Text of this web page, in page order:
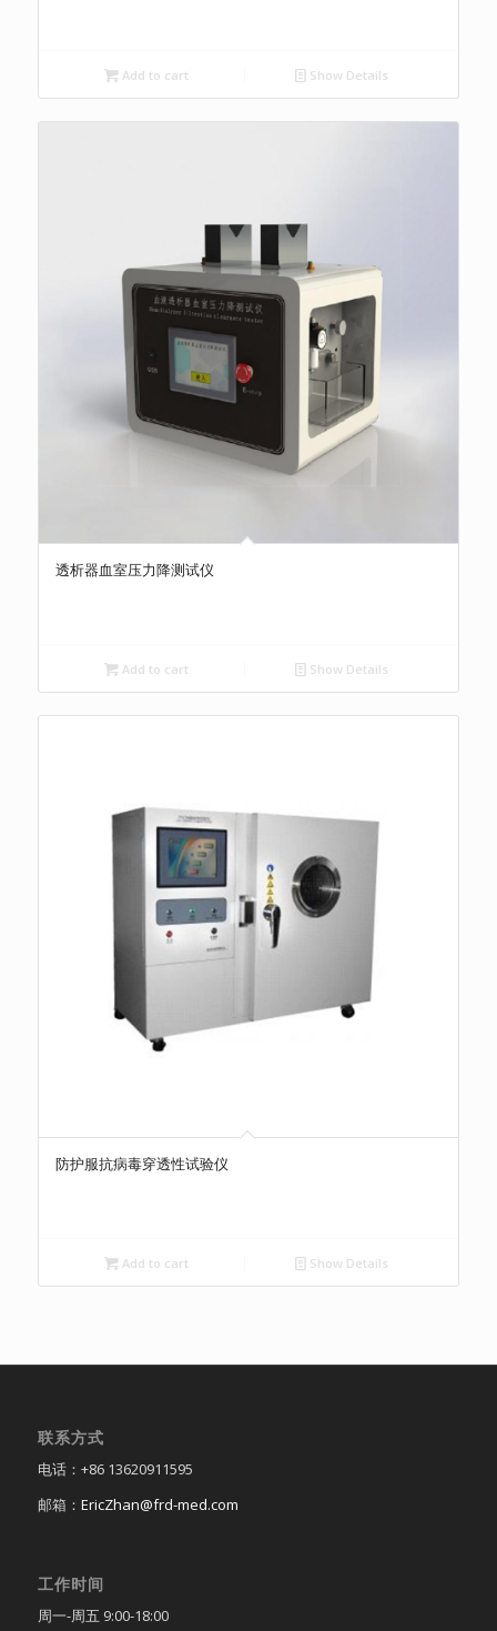
Add to cart Show Details
透析器血室压力降测试仪
Add to cart Show Details
防护服抗病毒穿透性试验仪
Add to cart Show Details
联系方式
电话：+86 13620911595
邮箱： EricZhan@frd-med.com
工作时间
周一-周五 9:00-18:00